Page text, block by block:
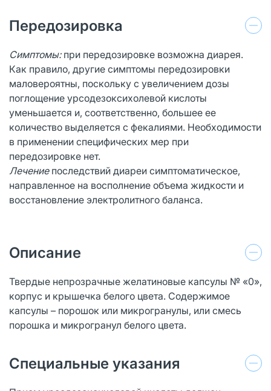
Передозировка
Симптомы: при передозировке возможна диарея.
Как правило, другие симптомы передозировки
маловероятны, поскольку с увеличением дозы
поглощение урсодезоксихолевой кислоты
уменьшается и, соответственно, большее ее
количество выделяется с фекалиями. Необходимости
в применении специфических мер при
передозировке нет.
Лечение последствий диареи симптоматическое,
направленное на восполнение объема жидкости и
восстановление электролитного баланса.
Описание
Твердые непрозрачные желатиновые капсулы № «0»,
корпус и крышечка белого цвета. Содержимое
капсулы – порошок или микрогранулы, или смесь
порошка и микрогранул белого цвета.
Специальные указания